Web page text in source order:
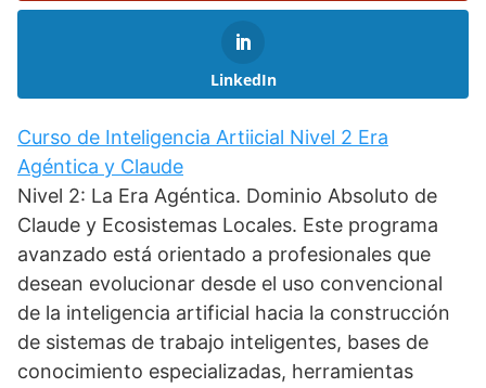
LinkedIn
Curso de Inteligencia Artiicial Nivel 2 Era
Agéntica y Claude
Nivel 2: La Era Agéntica. Dominio Absoluto de
Claude y Ecosistemas Locales. Este programa
avanzado está orientado a profesionales que
desean evolucionar desde el uso convencional
de la inteligencia artificial hacia la construcción
de sistemas de trabajo inteligentes, bases de
conocimiento especializadas, herramientas